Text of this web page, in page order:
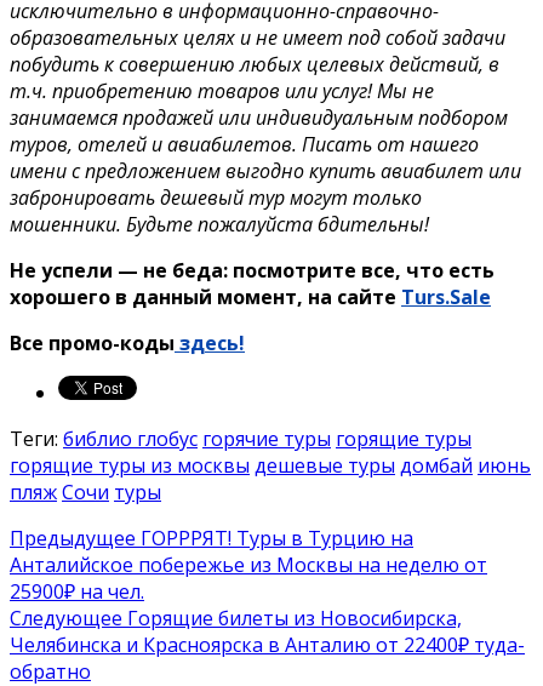
исключительно в информационно-справочно-
образовательных целях и не имеет под собой задачи
побудить к совершению любых целевых действий, в
т.ч. приобретению товаров или услуг! Мы не
занимаемся продажей или индивидуальным подбором
туров, отелей и авиабилетов. Писать от нашего
имени с предложением выгодно купить авиабилет или
забронировать дешевый тур могут только
мошенники. Будьте пожалуйста бдительны!
Не успели — не беда: посмотрите все, что есть
хорошего в данный момент, на сайте Turs.Sale
Все промо-коды здесь!
Теги: библио глобус горячие туры горящие туры
горящие туры из москвы дешевые туры домбай июнь
пляжСочи туры
Предыдущее ГОРРРЯТ! Туры в Турцию на
Анталийское побережье из Москвы на неделю от
25900₽ на чел.
Следующее Горящие билеты из Новосибирска,
Челябинска и Красноярска в Анталию от 22400₽ туда-
обратно